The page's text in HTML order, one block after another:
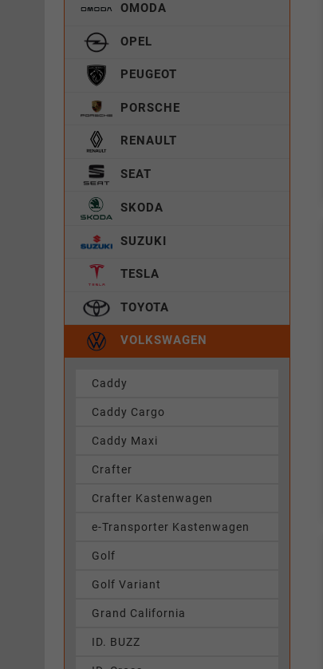
OMODA
OPEL
PEUGEOT
PORSCHE
RENAULT
SEAT
SKODA
SUZUKI
TESLA
TOYOTA
VOLKSWAGEN
Caddy
Caddy Cargo
Caddy Maxi
Crafter
Crafter Kastenwagen
e-Transporter Kastenwagen
Golf
Golf Variant
Grand California
ID. BUZZ